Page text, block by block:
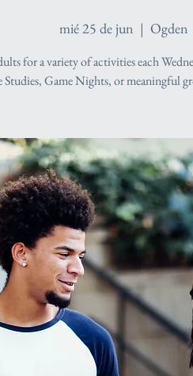
mié 25 de jun
  |
Ogden
for a variety of activities each
Studies, Game Nights, or meaningful